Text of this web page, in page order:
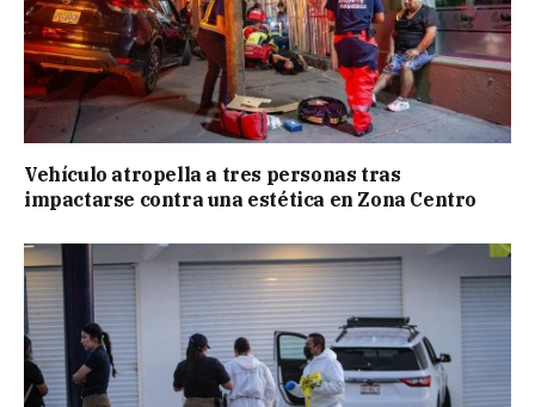
Vehículo atropella a tres personas tras
impactarse contra una estética en Zona Centro